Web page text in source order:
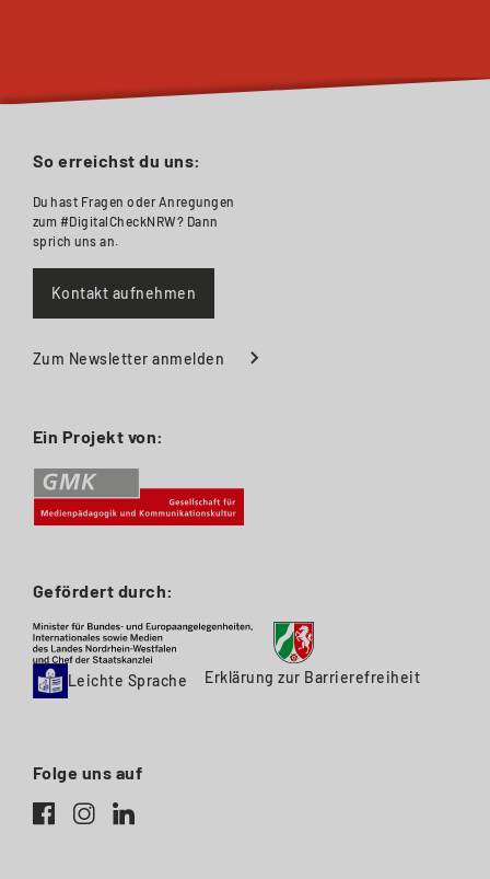
Ein Projekt von:
So erreichst du uns:
Du hast Fragen oder Anregungen
zum #DigitalCheckNRW? Dann
sprich uns an.
Kontakt aufnehmen
Zum Newsletter anmelden
Gefördert durch:
Leichte Sprache Erklärung zur Barrierefreiheit
Folge uns auf